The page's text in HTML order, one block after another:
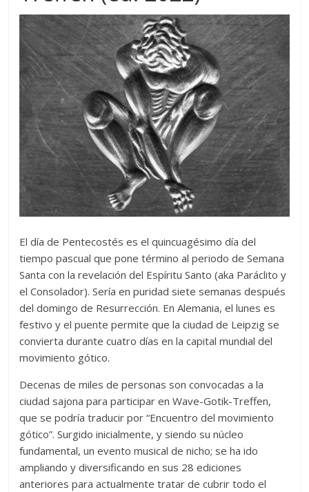
abisal
El día de Pentecostés es el quincuagésimo día del
tiempo pascual que pone término al periodo de Semana
Santa con la revelación del Espíritu Santo (aka Paráclito y
el Consolador). Sería en puridad siete semanas después
del domingo de Resurrección. En Alemania, el lunes es
festivo y el puente permite que la ciudad de Leipzig se
convierta durante cuatro días en la capital mundial del
movimiento gótico.
Decenas de miles de personas son convocadas a la
ciudad sajona para participar en Wave-Gotik-Treffen,
que se podría traducir por “Encuentro del movimiento
gótico”. Surgido inicialmente, y siendo su núcleo
fundamental, un evento musical de nicho; se ha ido
ampliando y diversificando en sus 28 ediciones
anteriores para actualmente tratar de cubrir todo el